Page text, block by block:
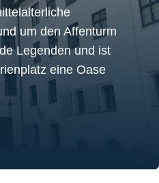
um den Affenturm
Legenden und ist
eine Oase